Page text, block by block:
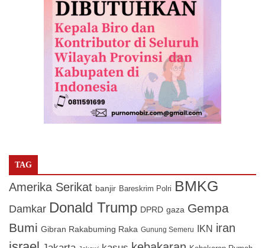
TAG
Amerika Serikat banjir Bareskrim Polri BMKG
Damkar Donald Trump DPRD gaza Gempa
Bumi Gibran Rakabuming Raka Gunung Semeru IKN iran